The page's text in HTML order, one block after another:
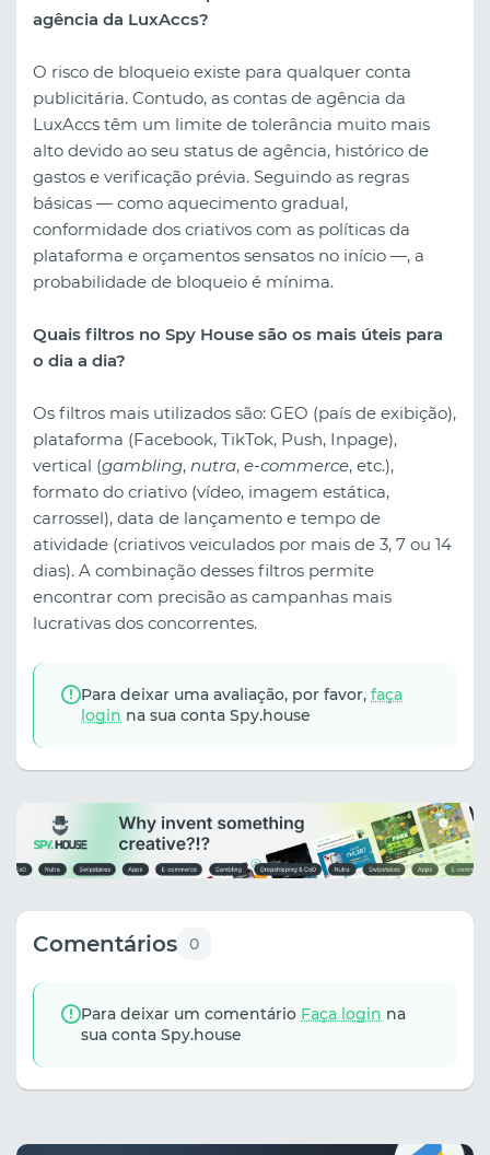
agência da LuxAccs?
O risco de bloqueio existe para qualquer conta
publicitária. Contudo, as contas de agência da
LuxAccs têm um limite de tolerância muito mais
alto devido ao seu status de agência, histórico de
gastos e verificação prévia. Seguindo as regras
básicas — como aquecimento gradual,
conformidade dos criativos com as políticas da
plataforma e orçamentos sensatos no início —, a
probabilidade de bloqueio é mínima.
Quais filtros no Spy House são os mais úteis para
o dia a dia?
Os filtros mais utilizados são: GEO (país de exibição),
plataforma (Facebook, TikTok, Push, Inpage),
vertical (gambling, nutra, e-commerce, etc.),
formato do criativo (vídeo, imagem estática,
carrossel), data de lançamento e tempo de
atividade (criativos veiculados por mais de 3, 7 ou 14
dias). A combinação desses filtros permite
encontrar com precisão as campanhas mais
lucrativas dos concorrentes.
Para deixar uma avaliação, por favor, faça
login na sua conta Spy.house
Comentários 0
Para deixar um comentário Faça login na
sua conta Spy.house